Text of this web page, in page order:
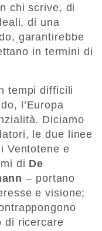
chi scrive, di
di una
garantirebbe
in termini di
tempi difficili
l’Europa
Diciamo
le due linee
Ventotene e
di De
– portano
e visione;
di ricercare